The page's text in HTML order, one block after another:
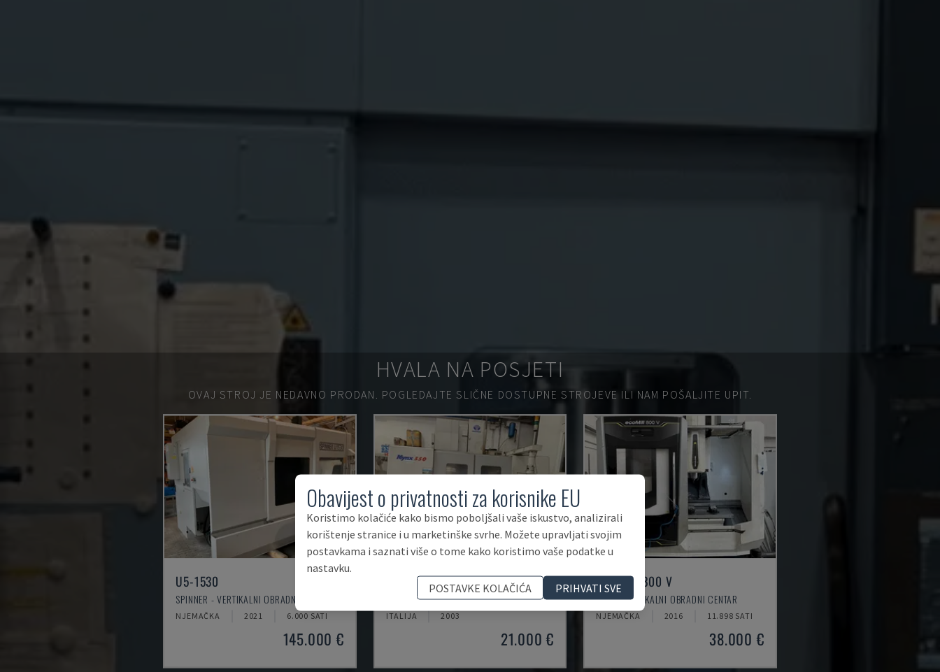
HVALA NA POSJETI
OVAJ STROJ JE NEDAVNO PRODAN. POGLEDAJTE SLIČNE DOSTUPNE STROJEVE ILI NAM POŠALJITE UPIT.
U5-1530
SPINNER - VERTIKALNI OBRADNI CENTAR
NJEMAČKA 2021 6.000 SATI
145.000 €
MYNX 550
DAEWOO - VERTIKALNI OBRADNI CENTAR
ITALIJA 2003
21.000 €
ECOMILL 800 V
DMG - VERTIKALNI OBRADNI CENTAR
NJEMAČKA 2016 11.898 SATI
38.000 €
Obavijest o privatnosti za korisnike EU
Koristimo kolačiće kako bismo poboljšali vaše iskustvo, analizirali
korištenje stranice i u marketinške svrhe. Možete upravljati svojim
postavkama i saznati više o tome kako koristimo vaše podatke u
nastavku.
POSTAVKE KOLAČIĆA
PRIHVATI SVE